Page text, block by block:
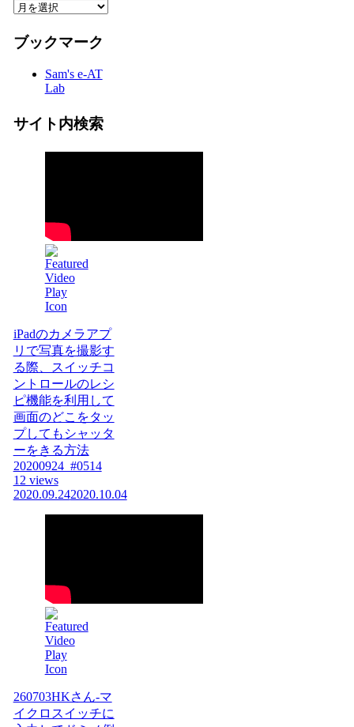
ブックマーク
Sam's e-AT
Lab
サイト内検索
iPadのカメラアプ
リで写真を撮影す
る際、スイッチコ
ントロールのレシ
ピ機能を利用して
画面のどこをタッ
プしてもシャッタ
ーをきる方法
20200924_#0514
12 views
2020.09.242020.10.04
260703HKさん-マ
イクロスイッチに